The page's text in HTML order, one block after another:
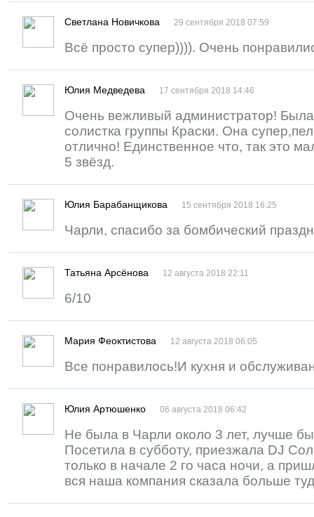
Светлана Новичкова 29 сентября 2018 07:59
Всё просто супер)))). Очень
Юлия Медведева 17 сентября 2018 14:46
Очень вежливый администратор!
солистка группы Краски. Она
отлично! Единственное что, так это
5 звёзд.
Юлия Барабанщикова 15 сентября 2018 16:25
Чарли, спасибо за бомбический
Татьяна Арсёнова 12 августа 2018 22:11
6/10
Мария Феоктистова 12 августа 2018 06:05
Все понравилось!И кухня и
Юлия Артюшенко 06 августа 2018 06:42
Не была в Чарли около 3 лет, лучше
Посетила в субботу, приезжала DJ
только в начале 2 го часа ночи, а
вся наша компания сказала больше